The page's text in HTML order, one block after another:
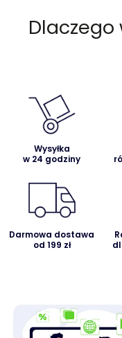
Wysyłka
w 24 godziny
Darmowa dostawa
od 199 zł